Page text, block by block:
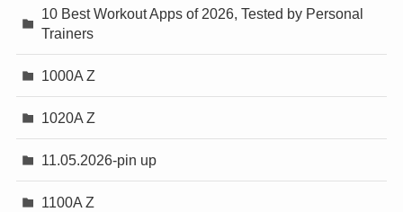
10 Best Workout Apps of 2026, Tested by Personal
Trainers
1000A Z
1020A Z
11.05.2026-pin up
1100A Z